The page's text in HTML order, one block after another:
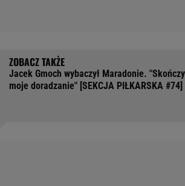
Jacek Gmoch wybaczył Maradonie.
moje doradzanie" [SEKCJA PIŁKARSKA #74]